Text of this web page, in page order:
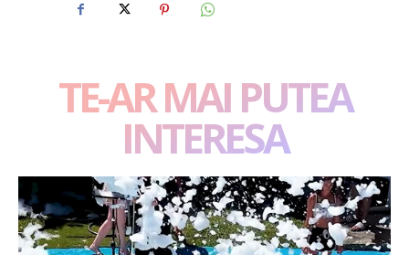
TE-AR MAI PUTEA
INTERESA